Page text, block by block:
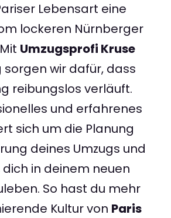
Lebensart eine
lockeren Nürnberger
Umzugsprofi Kruse
sorgen wir dafür, dass
reibungslos verläuft.
und erfahrenes
sich um die Planung
deines Umzugs und
in deinem neuen
So hast du mehr
Kultur von Paris